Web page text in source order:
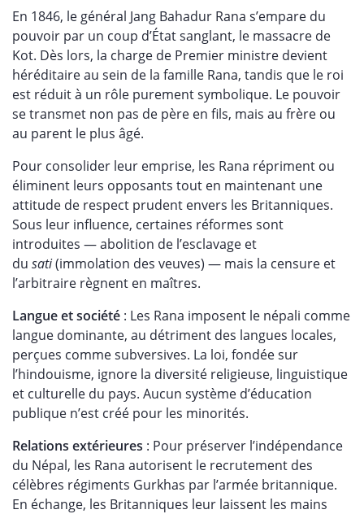
En 1846, le général Jang Bahadur Rana s’empare du
pouvoir par un coup d’État sanglant, le massacre de
Kot. Dès lors, la charge de Premier ministre devient
héréditaire au sein de la famille Rana, tandis que le roi
est réduit à un rôle purement symbolique. Le pouvoir
se transmet non pas de père en fils, mais au frère ou
au parent le plus âgé.
Pour consolider leur emprise, les Rana répriment ou
éliminent leurs opposants tout en maintenant une
attitude de respect prudent envers les Britanniques.
Sous leur influence, certaines réformes sont
introduites — abolition de l’esclavage et
du sati(immolation des veuves) — mais la censure et
l’arbitraire règnent en maîtres.
Langue et société : Les Rana imposent le népali comme
langue dominante, au détriment des langues locales,
perçues comme subversives. La loi, fondée sur
l’hindouisme, ignore la diversité religieuse, linguistique
et culturelle du pays. Aucun système d’éducation
publique n’est créé pour les minorités.
Relations extérieures : Pour préserver l’indépendance
du Népal, les Rana autorisent le recrutement des
célèbres régiments Gurkhas par l’armée britannique.
En échange, les Britanniques leur laissent les mains